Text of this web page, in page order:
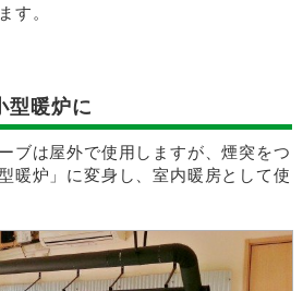
す。
型暖炉に
ブは屋外で使用しますが、煙突をつ
暖炉」に変身し、室内暖房として使